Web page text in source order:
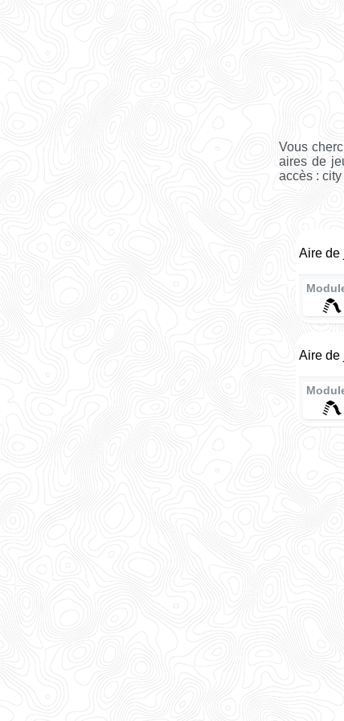
Vous
aires de
accès :
Aire de
Aire de